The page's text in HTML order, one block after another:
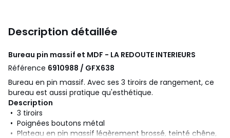
Description détaillée
Bureau pin massif et MDF - LA REDOUTE INTERIEURS
Référence 6910988 / GFX638
Bureau en pin massif. Avec ses 3 tiroirs de rangement, ce
bureau est aussi pratique qu'esthétique.
Description
• 3 tiroirs
• Poignées boutons métal
• Plateau en pin massif légèrement brossé, teinté chêne,